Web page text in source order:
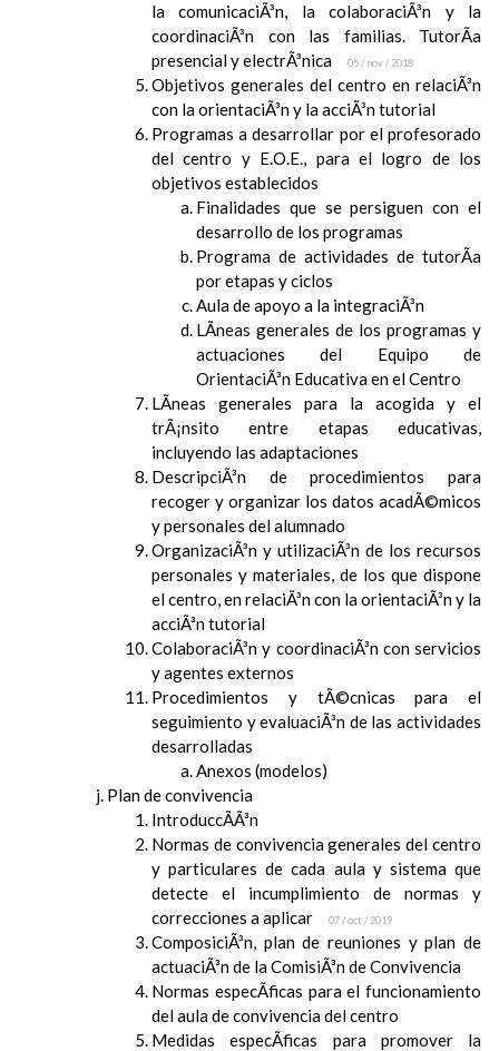
la comunicaciÃ³n, la colaboraciÃ³n y la
coordinaciÃ³n con las familias. TutorÃ­a
presencial y electrÃ³nica
05 / nov / 2018
Objetivos generales del centro en relaciÃ³n
con la orientaciÃ³n y la acciÃ³n tutorial
Programas a desarrollar por el profesorado
del centro y E.O.E., para el logro de los
objetivos establecidos
Finalidades que se persiguen con el
desarrollo de los programas
Programa de actividades de tutorÃ­a
por etapas y ciclos
Aula de apoyo a la integraciÃ³n
LÃ­neas generales de los programas y
actuaciones del Equipo de
OrientaciÃ³n Educativa en el Centro
LÃ­neas generales para la acogida y el
trÃ¡nsito entre etapas educativas,
incluyendo las adaptaciones
DescripciÃ³n de procedimientos para
recoger y organizar los datos acadÃ©micos
y personales del alumnado
OrganizaciÃ³n y utilizaciÃ³n de los recursos
personales y materiales, de los que dispone
el centro, en relaciÃ³n con la orientaciÃ³n y la
acciÃ³n tutorial
ColaboraciÃ³n y coordinaciÃ³n con servicios
y agentes externos
Procedimientos y tÃ©cnicas para el
seguimiento y evaluaciÃ³n de las actividades
desarrolladas
Anexos (modelos)
Plan de convivencia
IntroduccÃ­Ã³n
Normas de convivencia generales del centro
y particulares de cada aula y sistema que
detecte el incumplimiento de normas y
correcciones a aplicar
07 / oct / 2019
ComposiciÃ³n, plan de reuniones y plan de
actuaciÃ³n de la ComisiÃ³n de Convivencia
Normas especÃ­ficas para el funcionamiento
del aula de convivencia del centro
Medidas especÃ­ficas para promover la